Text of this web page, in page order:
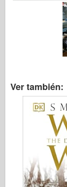
Ver también: